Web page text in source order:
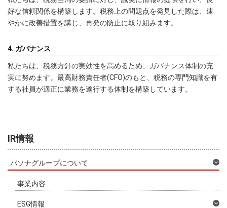
好な信頼関係を構築します。税務上の問題点を発見した際は、速
やかに改善措置を講じ、再発の防止に取り組みます。
4. ガバナンス
私たちは、税務方針の実効性を高めるため、ガバナンス体制の充
実に努めます。最高財務責任者(CFO)のもと、税務の専門知識を有
する社員が適正に業務を遂行する体制を構築しています。
IR情報
パソナグループについて
事業内容
ESG情報